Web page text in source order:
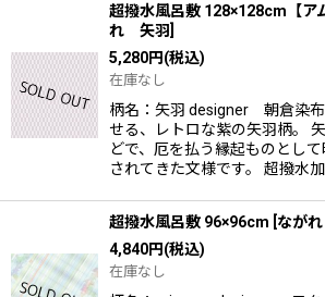
超撥水風呂敷 128×128cm【ア
れ 矢羽
5,280円(税込)
在庫なし
柄名：矢羽 designer 朝倉染
せる、レトロな紫の矢羽柄。
どで、厄を払う縁起ものとし
されてきた文様です。 超撥水加
超撥水風呂敷 96×96cm なが
4,840円(税込)
在庫なし